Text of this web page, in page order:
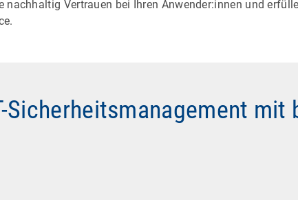
nachhaltig Vertrauen bei Ihren Anwender:innen und
Sicherheitsmanagement mit